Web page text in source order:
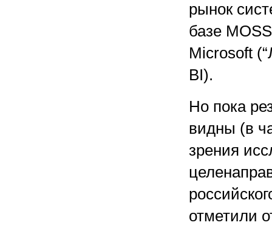
рынок
базе
Microsoft
BI).
Но пока
видны (в
зрения
отметили